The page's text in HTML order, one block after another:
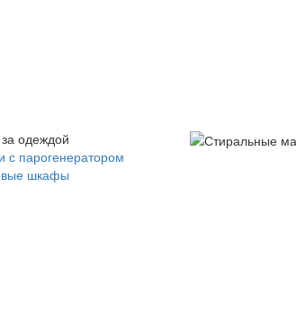
одеждой
с парогенератором
шкафы